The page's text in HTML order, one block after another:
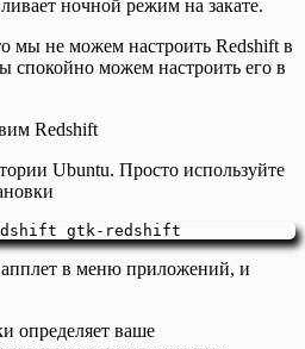
ночной режим на закате.
мы не можем настроить Redshift в
спокойно можем настроить его в
Redshift
Ubuntu. Просто используйте
gtk-redshift
в меню приложений, и
определяет ваше